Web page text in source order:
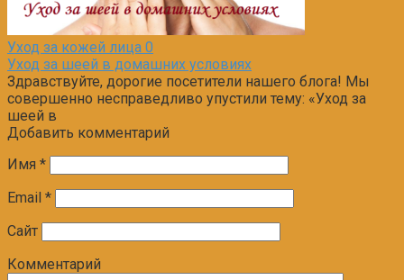
Уход за кожей лица 0
Уход за шеей в домашних условиях
Здравствуйте, дорогие посетители нашего блога! Мы
совершенно несправедливо упустили тему: «Уход за
шеей в
Добавить комментарий
Имя *
Email *
Сайт
Комментарий